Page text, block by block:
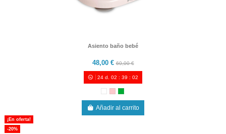
Asiento baño bebé
48,00 €60,00 €
24 d. 02 :39 :00
Añadir al carrito
¡En oferta!
-20%